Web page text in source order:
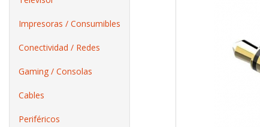
Impresoras / Consumibles
Conectividad / Redes
Gaming / Consolas
Cables
Periféricos